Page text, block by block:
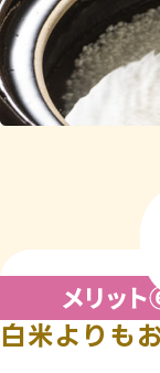
白米よりも